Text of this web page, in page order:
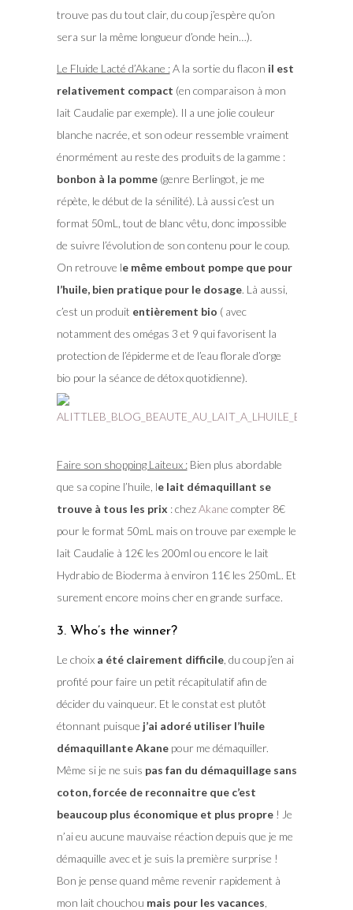
trouve pas du tout clair, du coup j’espère qu’on
sera sur la même longueur d’onde hein…).
Le Fluide Lacté d’Akane :A la sortie du flacon il est
relativement compact (en comparaison à mon
lait Caudalie par exemple). Il a une jolie couleur
blanche nacrée, et son odeur ressemble vraiment
énormément au reste des produits de la gamme :
bonbon à la pomme(genre Berlingot, je me
répète, le début de la sénilité). Là aussi c’est un
format 50mL, tout de blanc vêtu, donc impossible
de suivre l’évolution de son contenu pour le coup.
On retrouve le même embout pompe que pour
l’huile, bien pratique pour le dosage. Là aussi,
c’est un produit entièrement bio ( avec
notamment des omégas 3 et 9 qui favorisent la
protection de l’épiderme et de l’eau florale d’orge
bio pour la séance de détox quotidienne).
Faire son shopping Laiteux :Bien plus abordable
que sa copine l’huile, le lait démaquillant se
trouve à tous les prix : chezAkane compter 8€
pour le format 50mL mais on trouve par exemple le
lait Caudalie à 12€ les 200ml ou encore le lait
Hydrabio de Bioderma à environ 11€ les 250mL. Et
surement encore moins cher en grande surface.
3. Who’s the winner?
Le choix a été clairement difficile, du coup j’en ai
profité pour faire un petit récapitulatif afin de
décider du vainqueur. Et le constat est plutôt
étonnant puisque j’ai adoré utiliser l’huile
démaquillante Akanepour me démaquiller.
Même si je ne suis pas fan du démaquillage sans
coton, forcée de reconnaitre que c’est
beaucoup plus économique et plus propre! Je
n’ai eu aucune mauvaise réaction depuis que je me
démaquille avec et je suis la première surprise !
Bon je pense quand même revenir rapidement à
mon lait chouchou mais pour les vacances